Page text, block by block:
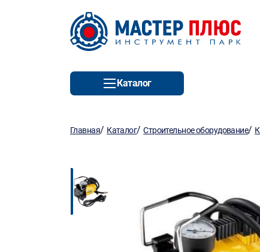
Каталог
Главная/ Каталог/Строительное оборудование/